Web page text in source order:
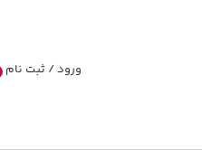
ورود / ثبت نام